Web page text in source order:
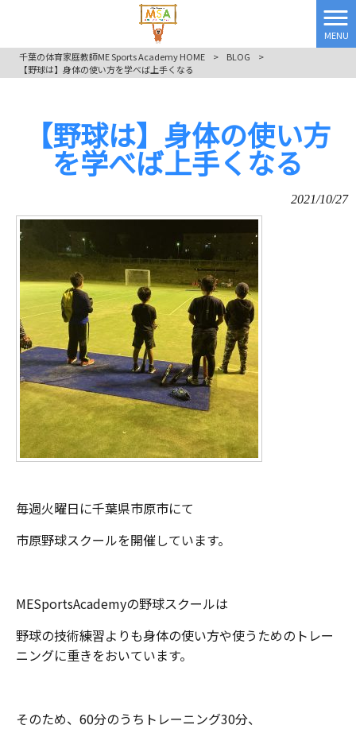
MENU
千葉の体育家庭教師ME Sports Academy HOME
> BLOG
>
【野球は】身体の使い方を学べば上手くなる
【野球は】身体の使い方
を学べば上手くなる
2021/10/27
毎週火曜日に千葉県市原市にて
市原野球スクールを開催しています。
MESportsAcademyの野球スクールは
野球の技術練習よりも身体の使い方や使うためのトレー
ニングに重きをおいています。
そのため、60分のうちトレーニング30分、